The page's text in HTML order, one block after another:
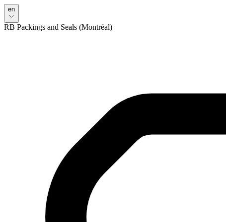
en
RB Packings and Seals (Montréal)